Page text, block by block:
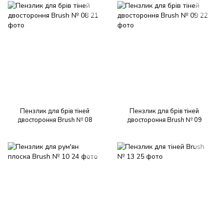
Пензлик для брів тіней
двостороння Brush № 08
Пензлик для брів тіней
двостороння Brush № 09